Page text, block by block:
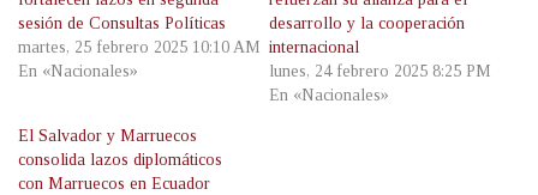
sesión de Consultas Políticas
martes, 25 febrero 2025 10:10 AM
En «Nacionales»
desarrollo y la cooperación
internacional
lunes, 24 febrero 2025 8:25 PM
En «Nacionales»
El Salvador y Marruecos
consolida lazos diplomáticos
con Marruecos en Ecuador